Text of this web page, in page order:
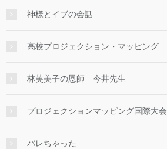
神様とイブの会話
高校プロジェクション・マッピング
林芙美子の恩師 今井先生
プロジェクションマッピング国際大会
バレちゃった